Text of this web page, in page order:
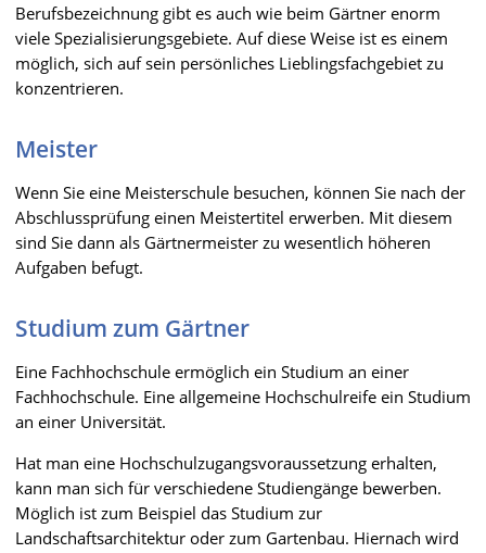
Berufsbezeichnung gibt es auch wie beim Gärtner enorm
viele Spezialisierungsgebiete. Auf diese Weise ist es einem
möglich, sich auf sein persönliches Lieblingsfachgebiet zu
konzentrieren.
Meister
Wenn Sie eine Meisterschule besuchen, können Sie nach der
Abschlussprüfung einen Meistertitel erwerben. Mit diesem
sind Sie dann als Gärtnermeister zu wesentlich höheren
Aufgaben befugt.
Studium zum Gärtner
Eine Fachhochschule ermöglich ein Studium an einer
Fachhochschule. Eine allgemeine Hochschulreife ein Studium
an einer Universität.
Hat man eine Hochschulzugangsvoraussetzung erhalten,
kann man sich für verschiedene Studiengänge bewerben.
Möglich ist zum Beispiel das Studium zur
Landschaftsarchitektur oder zum Gartenbau. Hiernach wird